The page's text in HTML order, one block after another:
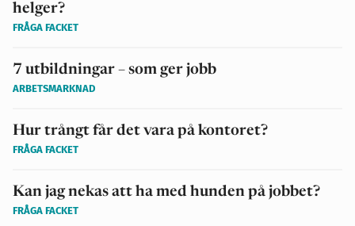
helger?
FRÅGA FACKET
7 utbildningar – som ger jobb
ARBETSMARKNAD
Hur trångt får det vara på kontoret?
FRÅGA FACKET
Kan jag nekas att ha med hunden på jobbet?
FRÅGA FACKET